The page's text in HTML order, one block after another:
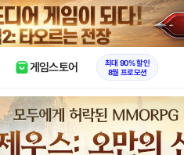
X
게임스토어
최대 90% 할인
8월 프로모션